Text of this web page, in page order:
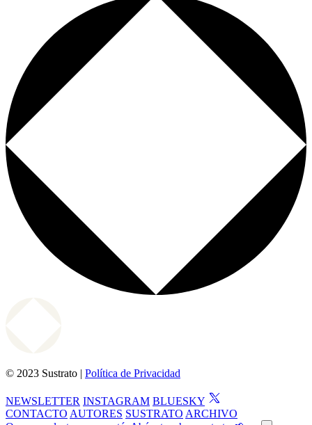
© 2023 Sustrato | Política de Privacidad
NEWSLETTER INSTAGRAM BLUESKY
CONTACTO AUTORES SUSTRATO ARCHIVO